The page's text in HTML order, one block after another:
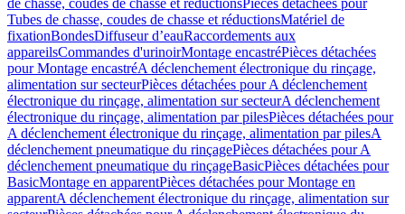
de chasse, coudes de chasse et réductionsPièces détachées pour
Tubes de chasse, coudes de chasse et réductionsMatériel de
fixationBondesDiffuseur d’eauRaccordements aux
appareilsCommandes d'urinoirMontage encastréPièces détachées
pour Montage encastréA déclenchement électronique du rinçage,
alimentation sur secteurPièces détachées pour A déclenchement
électronique du rinçage, alimentation sur secteurA déclenchement
électronique du rinçage, alimentation par pilesPièces détachées pour
A déclenchement électronique du rinçage, alimentation par pilesA
déclenchement pneumatique du rinçagePièces détachées pour A
déclenchement pneumatique du rinçageBasicPièces détachées pour
BasicMontage en apparentPièces détachées pour Montage en
apparentA déclenchement électronique du rinçage, alimentation sur